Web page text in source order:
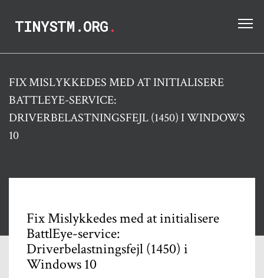
TINYSTM.ORG.
FIX MISLYKKEDES MED AT INITIALISERE
BATTLEYE-SERVICE:
DRIVERBELASTNINGSFEJL (1450) I WINDOWS
10
Fix Mislykkedes med at initialisere
BattlEye-service:
Driverbelastningsfejl (1450) i
Windows 10